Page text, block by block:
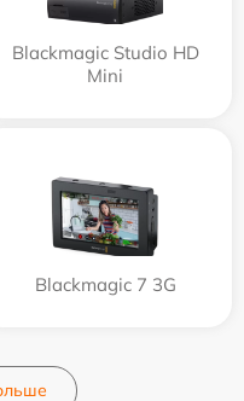
Blackmagic Studio HD
Mini
Blackmagic 7 3G